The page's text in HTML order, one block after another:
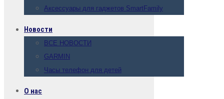
Аксессуары для гаджетов SmartFamily
Новости
ВСЕ НОВОСТИ
GARMIN
Часы телефон для детей
О нас